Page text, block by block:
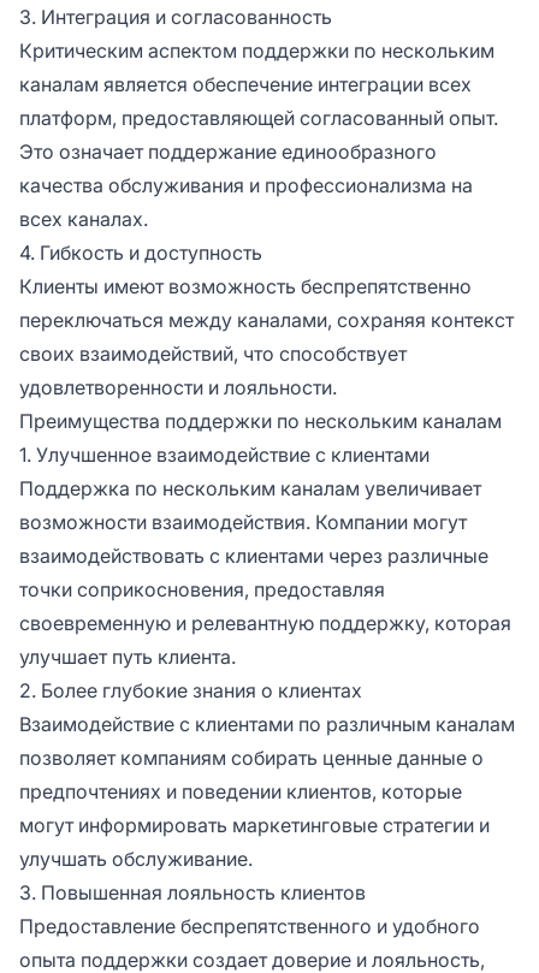
3. Интеграция и согласованность
Критическим аспектом поддержки по нескольким
каналам является обеспечение интеграции всех
платформ, предоставляющей согласованный опыт.
Это означает поддержание единообразного
качества обслуживания и профессионализма на
всех каналах.
4. Гибкость и доступность
Клиенты имеют возможность беспрепятственно
переключаться между каналами, сохраняя контекст
своих взаимодействий, что способствует
удовлетворенности и лояльности.
Преимущества поддержки по нескольким каналам
1. Улучшенное взаимодействие с клиентами
Поддержка по нескольким каналам увеличивает
возможности взаимодействия. Компании могут
взаимодействовать с клиентами через различные
точки соприкосновения, предоставляя
своевременную и релевантную поддержку, которая
улучшает путь клиента.
2. Более глубокие знания о клиентах
Взаимодействие с клиентами по различным каналам
позволяет компаниям собирать ценные данные о
предпочтениях и поведении клиентов, которые
могут информировать маркетинговые стратегии и
улучшать обслуживание.
3. Повышенная лояльность клиентов
Предоставление беспрепятственного и удобного
опыта поддержки создает доверие и лояльность,